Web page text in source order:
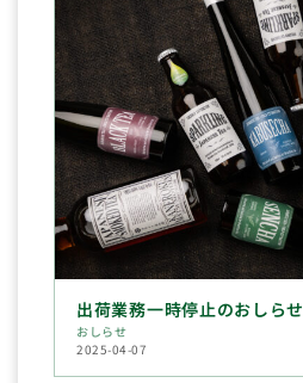
出荷業務一時停止のおしらせ
おしらせ
2025-04-07